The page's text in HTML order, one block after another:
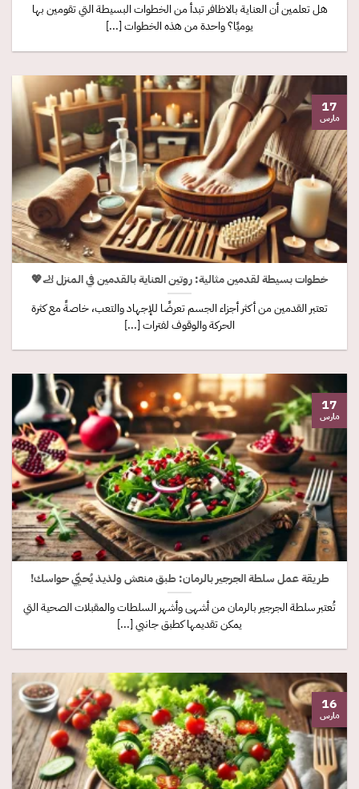
هل تعلمين أن العناية بالاظافر تبدأ من الخطوات البسيطة التي تقومين بها
يوميًا؟ واحدة من هذه الخطوات [...]
خطوات بسيطة لقدمين مثالية: روتين العناية بالقدمين في المنزل 🦶💖
تعتبر القدمين من أكثر أجزاء الجسم تعرضًا للإجهاد والتعب، خاصةً مع كثرة
الحركة والوقوف لفترات [...]
17
مارس
طريقة عمل سلطة الجرجير بالرمان: طبق منعش ولذيذ يُحيّي حواسك!
تُعتبر سلطة الجرجير بالرمان من أشهى وأشهر السلطات والمقبلات الصحية التي
يمكن تقديمها كطبق جانبي [...]
17
مارس
16
مارس